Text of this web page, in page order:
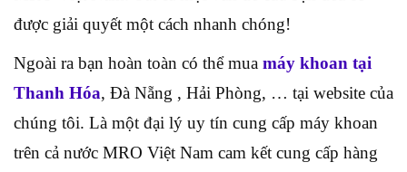
được giải quyết một cách nhanh chóng!
Ngoài ra bạn hoàn toàn có thể mua máy khoan tại
Thanh Hóa, Đà Nẵng , Hải Phòng, … tại website của
chúng tôi. Là một đại lý uy tín cung cấp máy khoan
trên cả nước MRO Việt Nam cam kết cung cấp hàng